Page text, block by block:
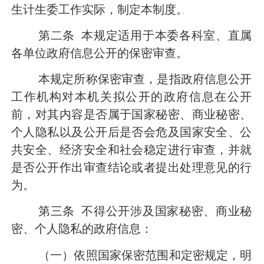
生计生委工作实际，制定本制度。
第二条
本规定适用于本委各科室、直属
各单位政府信息公开的保密审查。
本规定所称保密审查，是指政府信息公开
工作机构对本机关拟公开的政府信息在公开
前，对其内容是否属于国家秘密、商业秘密、
个人隐私以及公开后是否会危及国家安全、公
共安全、经济安全和社会稳定进行审查，并就
是否公开作出审查结论或者提出处理意见的行
为。
第三条
不得公开涉及国家秘密、商业秘
密、个人隐私的政府信息：
（一）依照国家保密范围和定密规定，明